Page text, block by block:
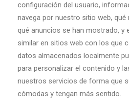
configuración del usuario,
navega por nuestro sitio web, qué
qué anuncios se han mostrado, y
similar en sitios web con los que
datos almacenados localmente
para personalizar el contenido y
nuestros servicios de forma que
cómodas y tengan más sentido.